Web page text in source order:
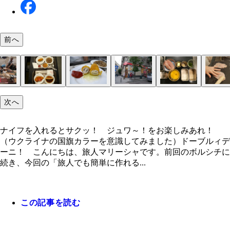
れ！ （ウクライナの国旗カラーを意識してみま
ーチカ（蕎麦の実粥）、多分ソリャンカという名
プ、（下のトレー）チキンシュニッツェル、多分
ソーセージ
乗せたら、はみ出さないように巻いて包む。
前へ
次へ
ナイフを入れるとサクッ！ ジュワ～！をお楽しみあれ！
（ウクライナの国旗カラーを意識してみました）ドーブルィデ
ーニ！ こんにちは、旅人マリーシャです。前回のボルシチに
続き、今回の「旅人でも簡単に作れる...
この記事を読む